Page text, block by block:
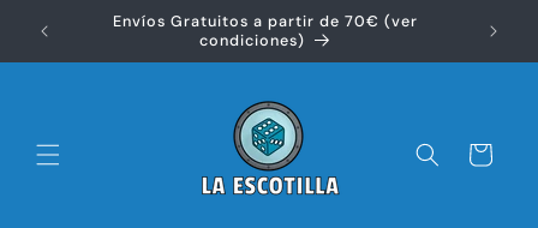
directamenteEnvíos Gratuitos a partir de 70€ (ver
condiciones)
Carrito